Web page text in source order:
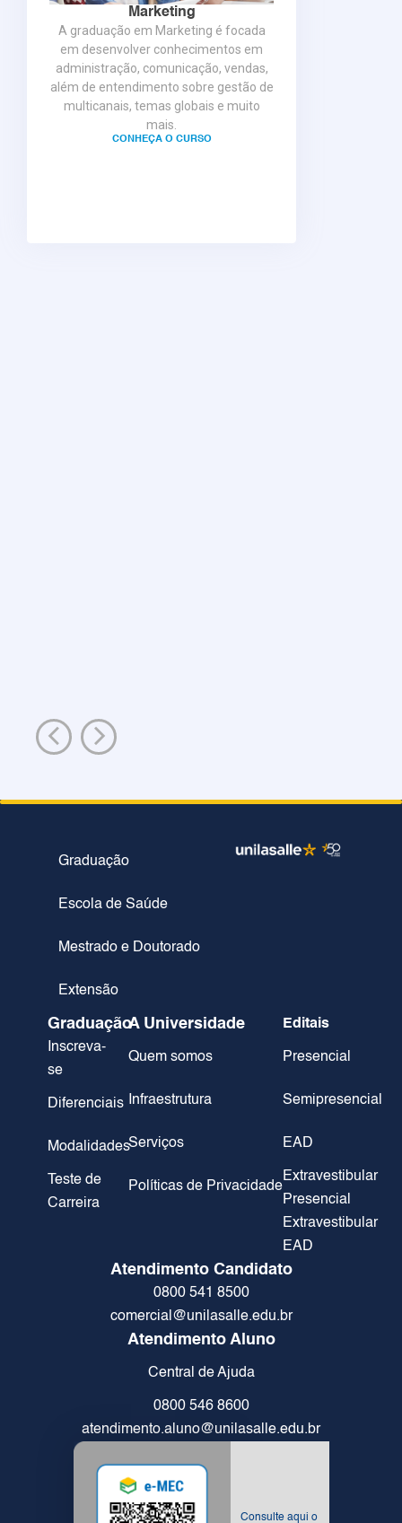
Marketing
A graduação em Marketing é focada
em desenvolver conhecimentos em
administração, comunicação, vendas,
além de entendimento sobre gestão de
multicanais, temas globais e muito
mais.
CONHEÇA O CURSO
Graduação
Escola de Saúde
Mestrado e Doutorado
Extensão
Graduação
Inscreva-
se
Diferenciais
Modalidades
Teste de
Carreira
A Universidade
Quem somos
Infraestrutura
Serviços
Políticas de Privacidade
Editais
Presencial
Semipresencial
EAD
Extravestibular
Presencial
Extravestibular
EAD
Atendimento Candidato
0800 541 8500
comercial@unilasalle.edu.br
Atendimento Aluno
Central de Ajuda
0800 546 8600
atendimento.aluno@unilasalle.edu.br
Consulte aqui o